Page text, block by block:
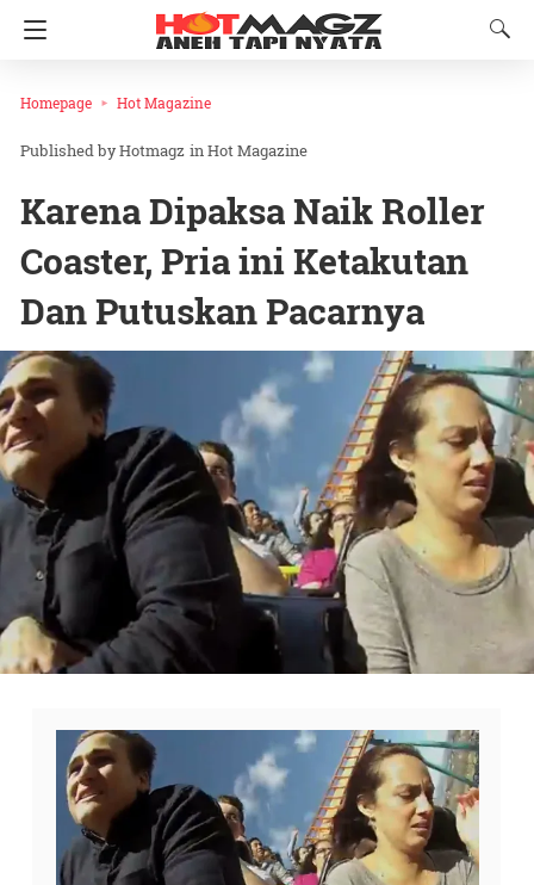
Homepage Hot Magazine
Hotmagz inHot Magazine
Karena Dipaksa Naik Roller
Coaster, Pria ini Ketakutan
Dan Putuskan Pacarnya